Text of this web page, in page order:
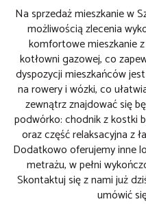
Na sprzedaż mieszkanie w
możliwością zlecenia
komfortowe mieszkanie
kotłowni gazowej, co
dyspozycji mieszkańców
na rowery i wózki, co
zewnątrz znajdować się
podwórko: chodnik z kostki
oraz część relaksacyjna z
Dodatkowo oferujemy inne
metrażu, w pełni
Skontaktuj się z nami już
umówić